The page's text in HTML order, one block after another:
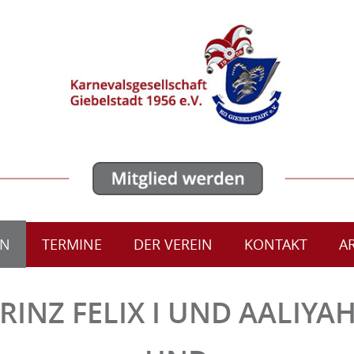
TERMINE DER VEREIN KONTAKT
FELIX I UND